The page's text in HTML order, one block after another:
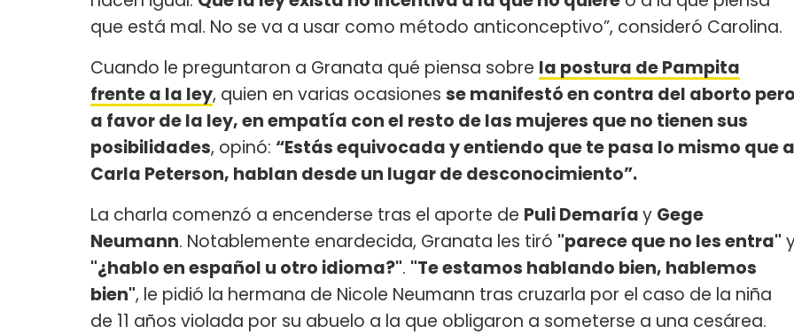
que está mal. No se va a usar como método anticonceptivo”, consideró Carolina.
Cuando le preguntaron a Granata qué piensa sobre la postura de Pampita
frente a la ley, quien en varias ocasiones se manifestó en contra del aborto pero
a favor de la ley, en empatía con el resto de las mujeres que no tienen sus
posibilidades, opinó: “Estás equivocada y entiendo que te pasa lo mismo que a
Carla Peterson, hablan desde un lugar de desconocimiento”.
La charla comenzó a encenderse tras el aporte de Puli Demaríay Gege
Neumann. Notablemente enardecida, Granata les tiró "parece que no les entra"
"¿hablo en español u otro idioma?". "Te estamos hablando bien, hablemos
bien", le pidió la hermana de Nicole Neumann tras cruzarla por el caso de la niña
de 11 años violada por su abuelo a la que obligaron a someterse a una cesárea.